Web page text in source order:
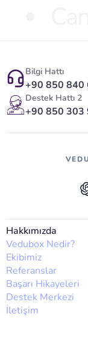
Hakkımızda
Vedubox Nedir?
Ekibimiz
Referanslar
Başarı Hikayeleri
Destek Merkezi
İletişim
Bilgi Hattı
+90 850 840
Destek Hattı 2
+90 850 303